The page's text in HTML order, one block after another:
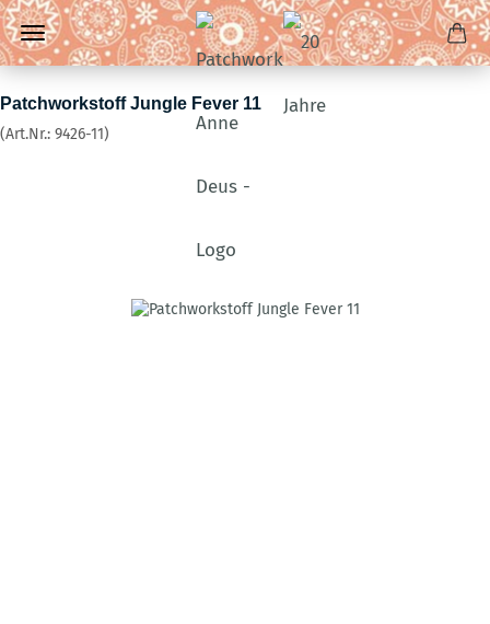
Patchworkstoff Jungle Fever 11
(Art.Nr.: 9426-11)